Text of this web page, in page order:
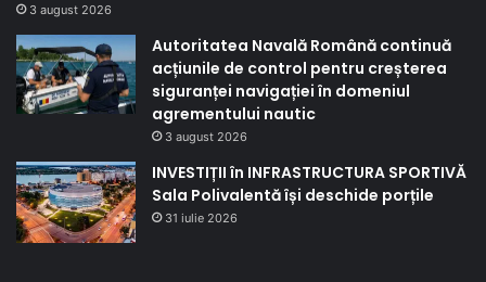
3 august 2026
Autoritatea Navală Română continuă
acțiunile de control pentru creșterea
siguranței navigației în domeniul
agrementului nautic
3 august 2026
INVESTIȚII în INFRASTRUCTURA SPORTIVĂ
Sala Polivalentă își deschide porțile
31 iulie 2026